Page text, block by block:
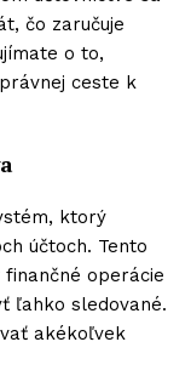
čo zaručuje
o to,
ceste k
ktorý
účtoch. Tento
operácie
ľahko sledované.
akékoľvek